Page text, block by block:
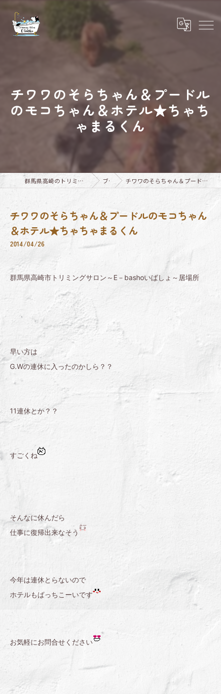
チワワのそらちゃん＆プードル
のモコちゃん＆ホテル★ちゃち
ゃまるくん
群馬県高崎のトリミングならTrimming Salon E-basho ブログ チワワのそらちゃん＆プードルのモコちゃん＆ホテル★ちゃちゃまるくん
チワワのそらちゃん＆プードルのモコちゃん
＆ホテル★ちゃちゃまるくん
2014/04/26
群馬県高崎市トリミングサロン～E－bashoいばしょ～居場所
早い方は
G.Wの連休に入ったのかしら？？
11連休とか？？
すごくね
そんなに休んだら
仕事に復帰出来なそう
今年は連休とらないので
ホテルもばっちこーいです
お気軽にお問合せください